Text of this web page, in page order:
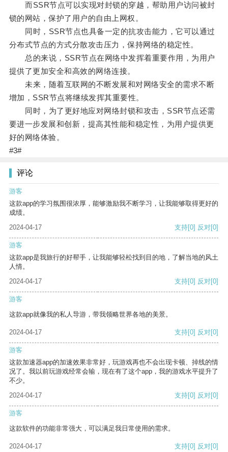
而SSR节点可以实现对封锁的穿越，帮助用户访问被封
锁的网站，保护了用户的自由上网权。
同时，SSR节点也具备一定的抗攻击能力，它可以通过
分布式节点的方式分散攻击压力，保持网络的稳定性。
总的来说，SSR节点在网络中发挥着重要作用，为用户
提供了更加安全和高效的网络连接。
未来，随着互联网的不断发展和对网络安全的需求不断
增加，SSR节点将继续发挥其重要性。
同时，为了更好地应对网络封锁和攻击，SSR节点还需
要进一步发展和创新，提高其性能和稳定性，为用户提供更
好的网络体验。
#3#
评论
游客
这款app的学习氛围很浓厚，能够激励我不断学习，让我能够取得更好的
成绩。
2024-04-17
支持[0] 反对[0]
游客
这款app是我旅行的好帮手，让我能够轻松找到目的地，了解当地的风土
人情。
2024-04-17
支持[0] 反对[0]
游客
这款app就像我的私人导游，带我领略世界各地的美景。
2024-04-17 支持[0] 反对[0]
游客
这款加速器app的加速效果非常好，玩游戏再也不会出现卡顿、掉线的情
况了。我以前玩游戏经常会输，现在有了这个app，我的游戏水平提升了
不少。
2024-04-17
支持[0] 反对[0]
游客
这款软件的功能非常强大，可以满足我日常使用的需求。
2024-04-17 支持[0] 反对[0]